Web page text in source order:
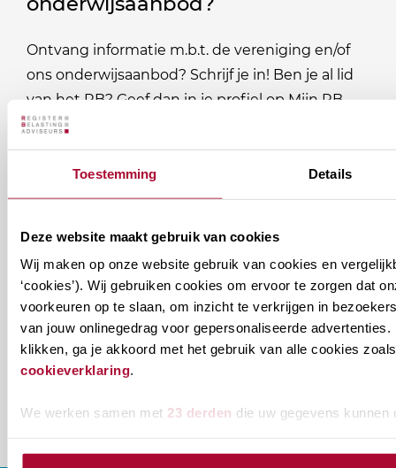
Toestemming Details
Deze website maakt gebruik van cookies
Wij maken op onze website gebruik van cookies en
‘cookies’). Wij gebruiken cookies om ervoor te zorgen dat
voorkeuren op te slaan, om inzicht te verkrijgen in
van jouw onlinegedrag voor gepersonaliseerde advertenties.
klikken, ga je akkoord met het gebruik van alle cookies
cookieverklaring.
We werken samen met 23 derden die uw gegevens kunnen
Ontvang informatie m.b.t. de vereniging en/of
ons onderwijsaanbod? Schrijf je in! Ben je al lid
van het RB? Geef dan in je profiel op Mijn RB
aan welke nieuwsbrieven je wil ontvangen.
E-mailadres *
naam@bedrijf.nl
nieuwsbrieven
willen
ontvangen?
Permanente Educatie nieuwsbrief
Verenigingsnieuws